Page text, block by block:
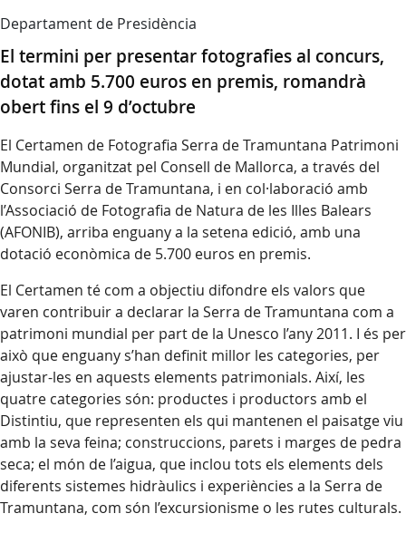
Departament de Presidència
El termini per presentar fotografies al concurs,
dotat amb 5.700 euros en premis, romandrà
obert fins el 9 d’octubre
El Certamen de Fotografia Serra de Tramuntana Patrimoni
Mundial, organitzat pel Consell de Mallorca, a través del
Consorci Serra de Tramuntana, i en col·laboració amb
l’Associació de Fotografia de Natura de les Illes Balears
(AFONIB), arriba enguany a la setena edició, amb una
dotació econòmica de 5.700 euros en premis.
El Certamen té com a objectiu difondre els valors que
varen contribuir a declarar la Serra de Tramuntana com a
patrimoni mundial per part de la Unesco l’any 2011. I és per
això que enguany s’han definit millor les categories, per
ajustar-les en aquests elements patrimonials. Així, les
quatre categories són: productes i productors amb el
Distintiu, que representen els qui mantenen el paisatge viu
amb la seva feina; construccions, parets i marges de pedra
seca; el món de l’aigua, que inclou tots els elements dels
diferents sistemes hidràulics i experiències a la Serra de
Tramuntana, com són l’excursionisme o les rutes culturals.